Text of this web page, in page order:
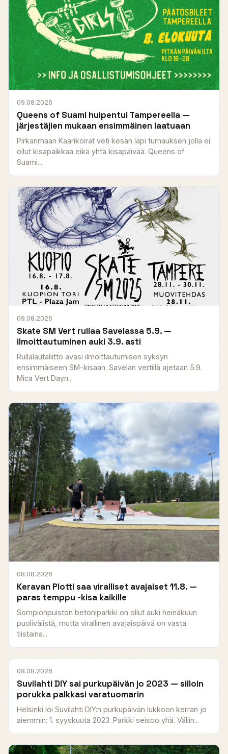
09.08.2026
Queens of Suami huipentui Tampereella —
järjestäjien mukaan ensimmäinen laatuaan
Pirkanmaan Kaarikoirat veti kesän läpi turnauksen jolla ei
ollut kisapaikkaa eikä yhtä kisapäivää. Queens of
Suami...
09.08.2026
Skate SM Vert rullaa Savelassa 5.9. —
ilmoittautuminen auki 3.9. asti
Rullalautaliitto avasi ilmoittautumisen syksyn
ensimmäiseen SM-kisaan. Savelan vertillä ajetaan 5.9.
Mica Vert Dayn...
08.08.2026
Keravan Plotti saa viralliset avajaiset 11.8. —
paras temppu -kisa kaikille
Sompionpuiston betoniparkki on ollut auki heinäkuun
puolivälistä, mutta virallinen avajaispäivä on vasta
tiistaina...
08.08.2026
Suvilahti DIY sai purkupäivän jo 2023 — silloin
porukka palkkasi varatuomarin
Helsinki löi Suvilahti DIY:n purkupäivän lukkoon kerran jo
aiemmin: 1. syyskuuta 2023. Parkki seisoo yhä. Väliin...